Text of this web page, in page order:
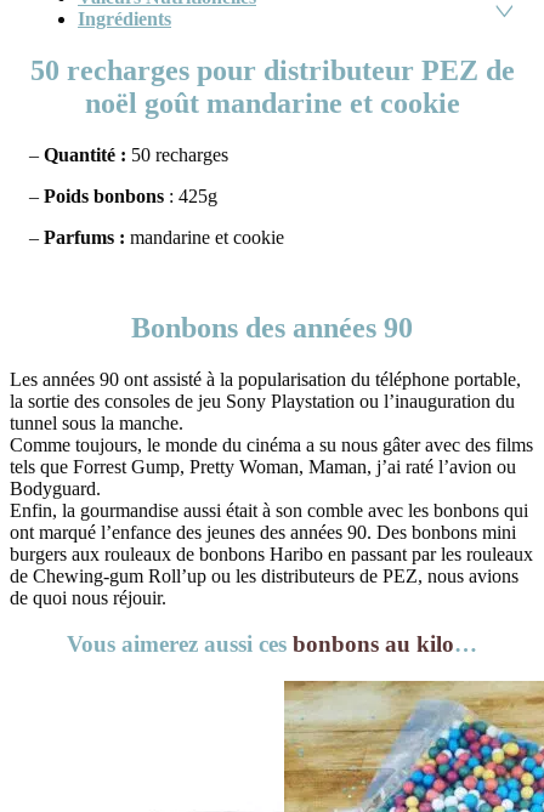
Ingrédients
50 recharges pour distributeur PEZ de
noël goût mandarine et cookie
– Quantité : 50 recharges
– Poids bonbons : 425g
– Parfums : mandarine et cookie
Bonbons des années 90
Les années 90 ont assisté à la popularisation du téléphone portable,
la sortie des consoles de jeu Sony Playstation ou l’inauguration du
tunnel sous la manche.
Comme toujours, le monde du cinéma a su nous gâter avec des films
tels que Forrest Gump, Pretty Woman, Maman, j’ai raté l’avion ou
Bodyguard.
Enfin, la gourmandise aussi était à son comble avec les bonbons qui
ont marqué l’enfance des jeunes des années 90. Des bonbons mini
burgers aux rouleaux de bonbons Haribo en passant par les rouleaux
de Chewing-gum Roll’up ou les distributeurs de PEZ, nous avions
de quoi nous réjouir.
Vous aimerez aussi ces bonbons au kilo…